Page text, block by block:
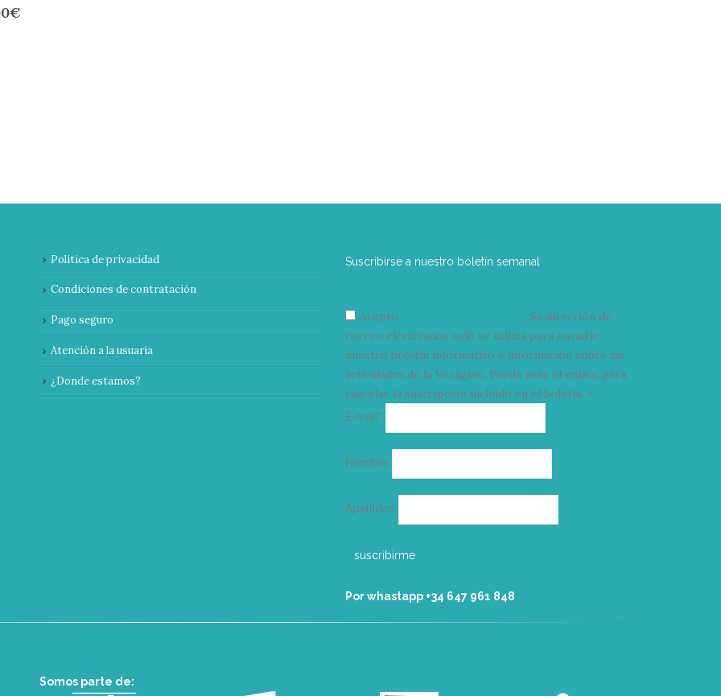
€
Política de privacidad
Condiciones de contratación
Pago seguro
Atención a la usuaria
¿Donde estamos?
Suscribirse a nuestro boletín semanal
Acepto
Su dirección de
correo electrónico solo se utiliza para enviarle
nuestro boletín informativo e información sobre las
actividades de la Vorágine. Puede usar el enlace para
cancelar la suscripción incluido en el boletín. >
E-mail*
electrónico
Nombre
Apellidos
Por whastapp +34 ‭647 961 848‬
Somos parte de: